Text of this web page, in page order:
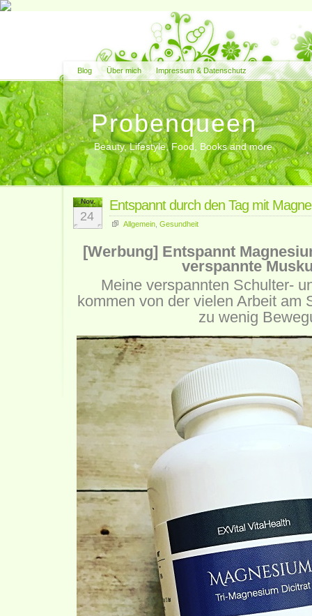
Blog Über mich Impressum & Datenschutz
Probenqueen
Beauty, Lifestyle, Food, Books and more
Nov.
24
Entspannt durch den Tag mit
Allgemein Gesundheit
[Werbung] Entspannt
verspannte
Meine verspannten Schulter-
kommen von der vielen Arbeit am
zu wenig